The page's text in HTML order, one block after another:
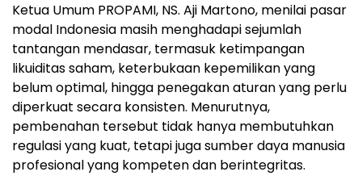
Ketua Umum PROPAMI, NS. Aji Martono, menilai pasar
modal Indonesia masih menghadapi sejumlah
tantangan mendasar, termasuk ketimpangan
likuiditas saham, keterbukaan kepemilikan yang
belum optimal, hingga penegakan aturan yang perlu
diperkuat secara konsisten. Menurutnya,
pembenahan tersebut tidak hanya membutuhkan
regulasi yang kuat, tetapi juga sumber daya manusia
profesional yang kompeten dan berintegritas.